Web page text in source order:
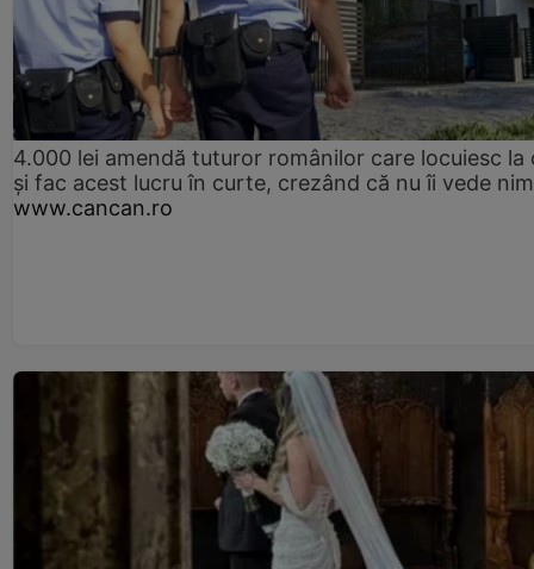
4.000 lei amendă tuturor românilor care locuiesc la
și fac acest lucru în curte, crezând că nu îi vede
www.cancan.ro